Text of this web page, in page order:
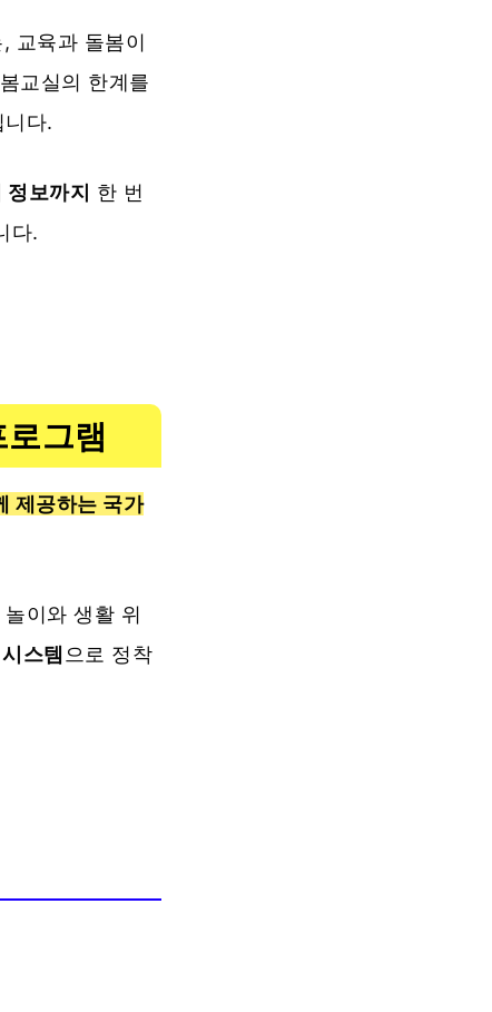
교육과 돌봄이
교실의 한계를
다.
보까지 한 번
다.
그램
제공하는 국가
이와 생활 위
스템 으로 정착